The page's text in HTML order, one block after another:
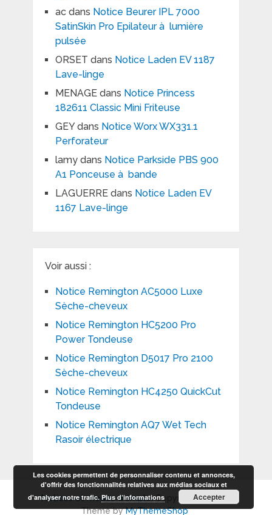
acdans Notice Beurer IPL 7000
SatinSkin Pro Epilateur à lumière
pulsée
ORSET dans Notice Laden EV 1187
Lave-linge
MENAGEdans Notice Princess
182611 Classic Mini Friteuse
GEYdans Notice Worx WX331.1
Perforateur
lamydans Notice Parkside PBS 900
A1 Ponceuse à bande
LAGUERREdans Notice Laden EV
1167 Lave-linge
Voir aussi :
Notice Remington AC5000 Luxe
Sèche-cheveux
Notice Remington HC5200 Pro
Power Tondeuse
Notice Remington D5017 Pro 2100
Sèche-cheveux
Notice Remington HC4250 QuickCut
Tondeuse
Notice Remington AQ7 Wet Tech
Rasoir électrique
Notices et modes d'emploiCopyright © 2026.
Theme byMyThemeShop
Les cookies permettent de personnaliser contenu et annonces,
d'offrir des fonctionnalités relatives aux médias sociaux et
d'analyser notre trafic.Plus d’informations Accepter